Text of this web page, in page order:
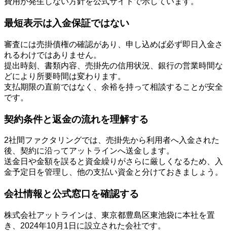
最短表示は入金保証ではない
審査には売掛債権の確認があり、申し込めば必ず即日入金さ
れるわけではありません。
提出時刻、書類内容、売掛先の信用状況、銀行の営業時間な
どにより所要時間は変わります。
支払期限の直前ではなく、余裕を持って相談することが安全
です。
契約条件と返金の流れを理解する
2社間ファクタリングでは、売掛先から利用者へ入金された
後、契約に沿ってアットラインへ送金します。
送金日や金額を誤ると資金繰りがさらに厳しくなるため、入
金予定日を管理し、他の支払い資金と分けておきましょう。
会社情報と公式窓口を確認する
株式会社アットラインは、東京都豊島区東池袋に本社を置
き、2024年10月1日に設立された会社です。